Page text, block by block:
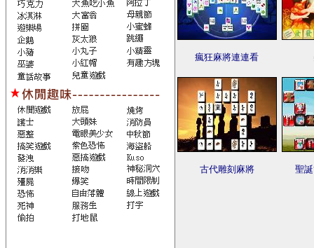
瘋狂麻將連連看
古代雕刻麻將 聖